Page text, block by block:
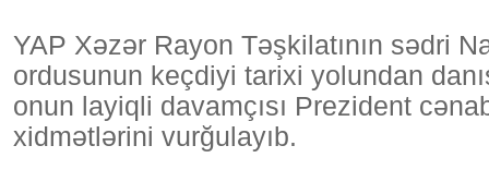
YAP Xəzər Rayon Təşkilatının sədri
ordusunun keçdiyi tarixi yolundan
onun layiqli davamçısı Prezident
xidmətlərini vurğulayıb.